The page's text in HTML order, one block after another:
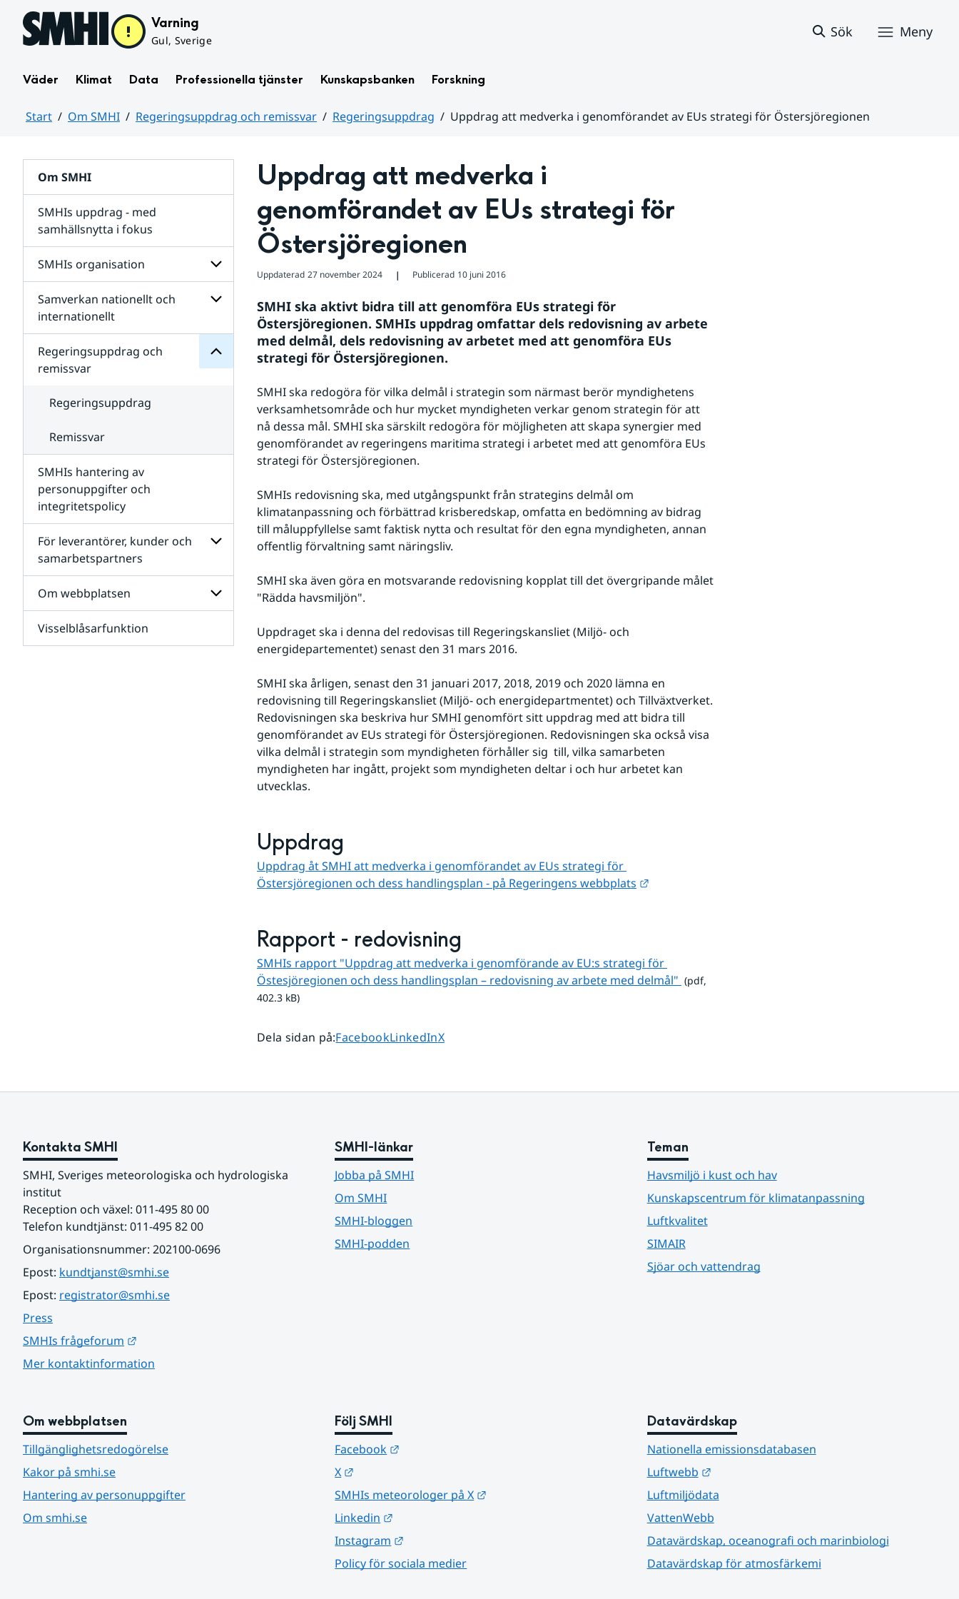
Hoppa till sidans innehåll Varning
Gul, Sverige
Sök Meny
Väder Klimat Data Professionella tjänster Kunskapsbanken Forskning
Start Om SMHI Regeringsuppdrag och remissvar Regeringsuppdrag
Uppdrag att medverka i genomförandet av EUs strategi för Östersjöregionen
Om SMHI
SMHIs uppdrag - med
samhällsnytta i fokus
SMHIs organisation
Undersidor
organisation
Samverkan nationellt och
internationellt
Undersidor
för
Samverkan
internationellt
Regeringsuppdrag och
remissvar
för
Regeringsuppdrag
remissvar
Regeringsuppdrag
Remissvar
SMHIs hantering av
personuppgifter och
integritetspolicy
För leverantörer, kunder och
samarbetspartners
Undersidor
för
och
samarbetspartners
Om webbplatsen
Undersidor
för
Visselblåsarfunktion
Uppdrag att medverka i
genomförandet av EUs strategi för
Östersjöregionen
Uppdaterad 27 november 2024 ❘ Publicerad 10 juni 2016
SMHI ska aktivt bidra till att genomföra EUs strategi för
Östersjöregionen. SMHIs uppdrag omfattar dels redovisning av arbete
med delmål, dels redovisning av arbetet med att genomföra EUs
strategi för Östersjöregionen.
SMHI ska redogöra för vilka delmål i strategin som närmast berör myndighetens
verksamhetsområde och hur mycket myndigheten verkar genom strategin för att
nå dessa mål. SMHI ska särskilt redogöra för möjligheten att skapa synergier med
genomförandet av regeringens maritima strategi i arbetet med att genomföra EUs
strategi för Östersjöregionen.
SMHIs redovisning ska, med utgångspunkt från strategins delmål om
klimatanpassning och förbättrad krisberedskap, omfatta en bedömning av bidrag
till måluppfyllelse samt faktisk nytta och resultat för den egna myndigheten, annan
offentlig förvaltning samt näringsliv.
SMHI ska även göra en motsvarande redovisning kopplat till det övergripande målet
"Rädda havsmiljön".
Uppdraget ska i denna del redovisas till Regeringskansliet (Miljö- och
energidepartementet) senast den 31 mars 2016.
SMHI ska årligen, senast den 31 januari 2017, 2018, 2019 och 2020 lämna en
redovisning till Regeringskansliet (Miljö- och energidepartmentet) och Tillväxtverket.
Redovisningen ska beskriva hur SMHI genomfört sitt uppdrag med att bidra till
genomförandet av EUs strategi för Östersjöregionen. Redovisningen ska också visa
vilka delmål i strategin som myndigheten förhåller sig  till, vilka samarbeten
myndigheten har ingått, projekt som myndigheten deltar i och hur arbetet kan
utvecklas.
Uppdrag
Uppdrag åt SMHI att medverka i genomförandet av EUs strategi för
Östersjöregionen och dess handlingsplan - på Regeringens webbplats
Länk till annan webbplats.
Rapport - redovisning
SMHIs rapport "Uppdrag att medverka i genomförande av EU:s strategi för
Östesjöregionen och dess handlingsplan – redovisning av arbete med delmål" pdf, 402.3 kB.
(pdf,
402.3 kB)
Dela sidan på:Dela sidan på
FacebookDela sidan på
LinkedInDela sidan på
X
Kontakta SMHI
SMHI, Sveriges meteorologiska och hydrologiska
institut
Reception och växel: 011-495 80 00
Telefon kundtjänst: 011-495 82 00
Organisationsnummer: 202100-0696
Epost: kundtjanst@smhi.se
Epost: registrator@smhi.se
Press
SMHIs frågeforum
Mer kontaktinformation
SMHI-länkar
Jobba på SMHI
Om SMHI
SMHI-bloggen
SMHI-podden
Teman
Havsmiljö i kust och hav
Kunskapscentrum för klimatanpassning
Luftkvalitet
SIMAIR
Sjöar och vattendrag
Om webbplatsen
Tillgänglighetsredogörelse
Kakor på smhi.se
Hantering av personuppgifter
Om smhi.se
Följ SMHI
Facebook
X
SMHIs meteorologer på X
Linkedin
Instagram
Policy för sociala medier
Datavärdskap
Nationella emissionsdatabasen
Luftwebb
Länk till annan webbplats.
Luftmiljödata
VattenWebb
Datavärdskap, oceanografi och marinbiologi
Datavärdskap för atmosfärkemi